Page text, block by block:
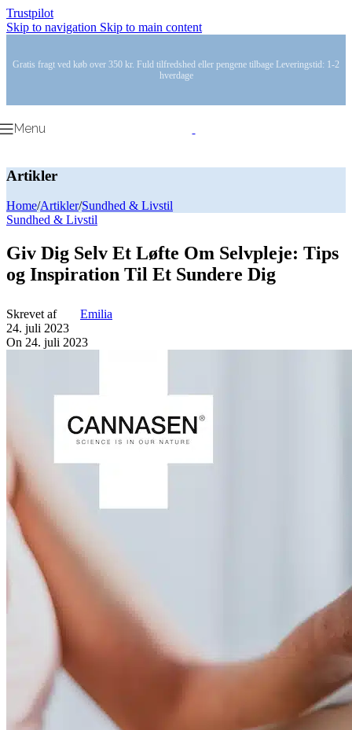
Trustpilot
Skip to navigation Skip to main content
Gratis fragt ved køb over 350 kr. Fuld tilfredshed eller pengene tilbage Leveringstid: 1-2
hverdage
Menu
Artikler
Home/Artikler/Sundhed & Livstil
Sundhed & Livstil
Giv Dig Selv Et Løfte Om Selvpleje: Tips
og Inspiration Til Et Sundere Dig
Skrevet af
Emilia
24. juli 2023
On 24. juli 2023